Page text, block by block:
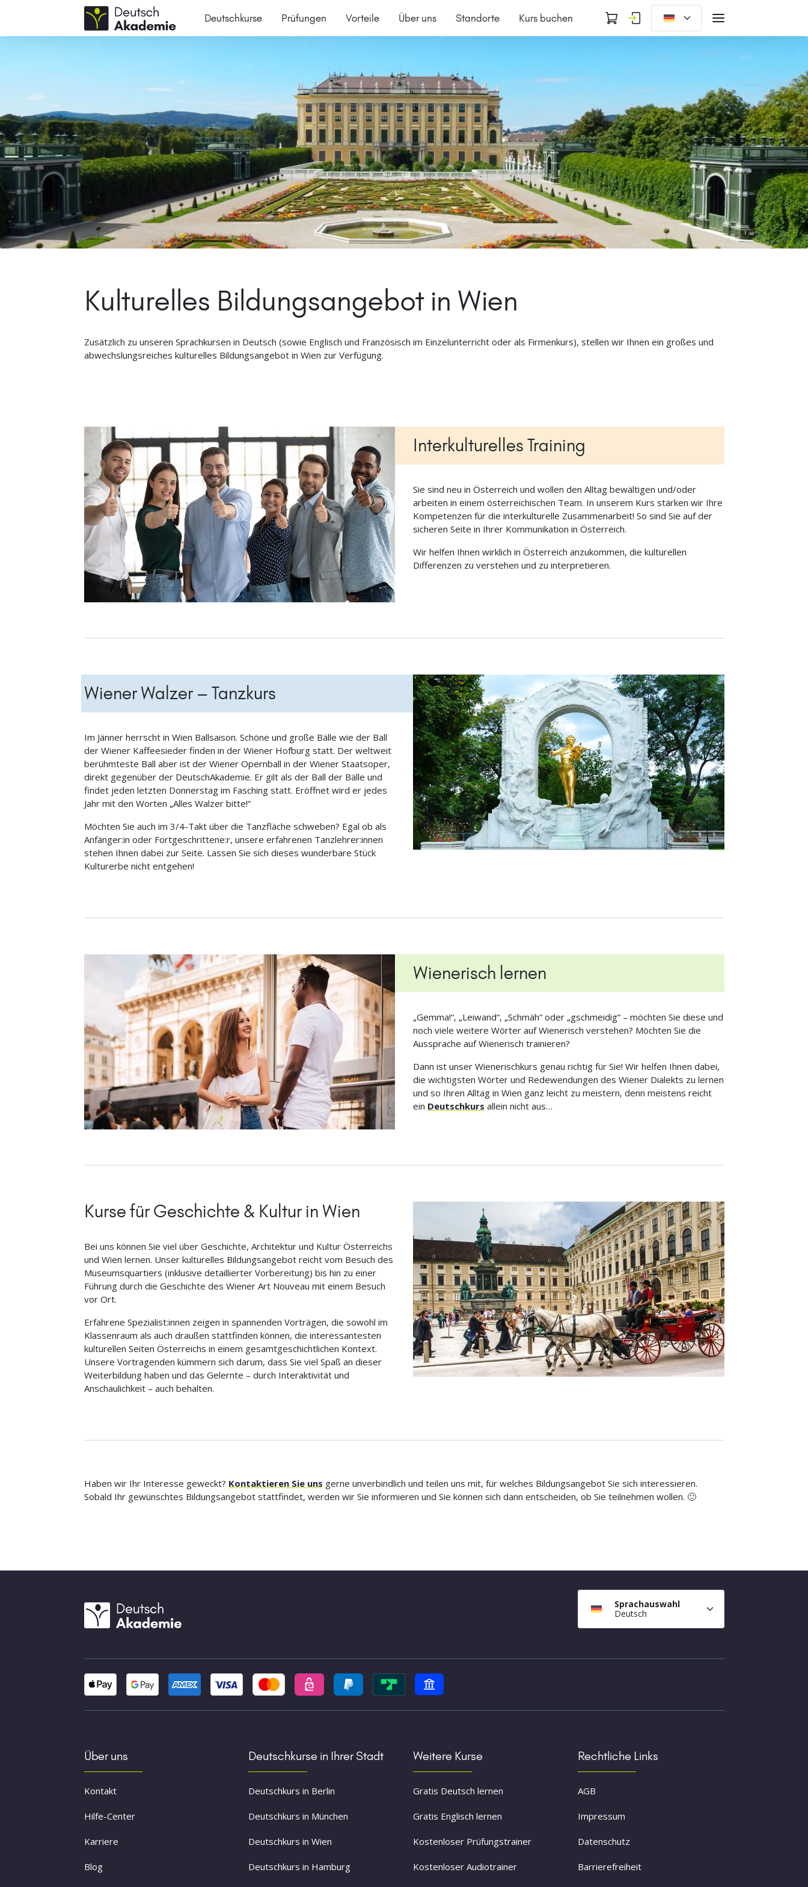
Deutschkurse Prüfungen Vorteile Über uns Standorte Kurs buchen
Kulturelles Bildungsangebot in Wien
Zusätzlich zu unseren Sprachkursen in Deutsch (sowie Englisch und Französisch im Einzelunterricht oder als Firmenkurs), stellen wir Ihnen ein großes und
abwechslungsreiches kulturelles Bildungsangebot in Wien zur Verfügung.
Interkulturelles Training
Sie sind neu in Österreich und wollen den Alltag bewältigen und/oder
arbeiten in einem österreichischen Team. In unserem Kurs stärken wir Ihre
Kompetenzen für die interkulturelle Zusammenarbeit! So sind Sie auf der
sicheren Seite in Ihrer Kommunikation in Österreich.
Wir helfen Ihnen wirklich in Österreich anzukommen, die kulturellen
Differenzen zu verstehen und zu interpretieren.
Wiener Walzer – Tanzkurs
Im Jänner herrscht in Wien Ballsaison. Schöne und große Bälle wie der Ball
der Wiener Kaffeesieder finden in der Wiener Hofburg statt. Der weltweit
berühmteste Ball aber ist der Wiener Opernball in der Wiener Staatsoper,
direkt gegenüber der DeutschAkademie. Er gilt als der Ball der Bälle und
findet jeden letzten Donnerstag im Fasching statt. Eröffnet wird er jedes
Jahr mit den Worten „Alles Walzer bitte!“
Möchten Sie auch im 3/4-Takt über die Tanzfläche schweben? Egal ob als
Anfänger:in oder Fortgeschrittene:r, unsere erfahrenen Tanzlehrer:innen
stehen Ihnen dabei zur Seite. Lassen Sie sich dieses wunderbare Stück
Kulturerbe nicht entgehen!
Wienerisch lernen
„Gemma!“, „Leiwand“, „Schmäh“ oder „gschmeidig“ – möchten Sie diese und
noch viele weitere Wörter auf Wienerisch verstehen? Möchten Sie die
Aussprache auf Wienerisch trainieren?
Dann ist unser Wienerischkurs genau richtig für Sie! Wir helfen Ihnen dabei,
die wichtigsten Wörter und Redewendungen des Wiener Dialekts zu lernen
und so Ihren Alltag in Wien ganz leicht zu meistern, denn meistens reicht
ein Deutschkurs allein nicht aus…
Kurse für Geschichte & Kultur in Wien
Bei uns können Sie viel über Geschichte, Architektur und Kultur Österreichs
und Wien lernen. Unser kulturelles Bildungsangebot reicht vom Besuch des
Museumsquartiers (inklusive detaillierter Vorbereitung) bis hin zu einer
Führung durch die Geschichte des Wiener Art Nouveau mit einem Besuch
vor Ort.
Erfahrene Spezialist:innen zeigen in spannenden Vorträgen, die sowohl im
Klassenraum als auch draußen stattfinden können, die interessantesten
kulturellen Seiten Österreichs in einem gesamtgeschichtlichen Kontext.
Unsere Vortragenden kümmern sich darum, dass Sie viel Spaß an dieser
Weiterbildung haben und das Gelernte – durch Interaktivität und
Anschaulichkeit – auch behalten.
Haben wir Ihr Interesse geweckt? Kontaktieren Sie uns gerne unverbindlich und teilen uns mit, für welches Bildungsangebot Sie sich interessieren.
Sobald Ihr gewünschtes Bildungsangebot stattfindet, werden wir Sie informieren und Sie können sich dann entscheiden, ob Sie teilnehmen wollen. 🙂
Sprachauswahl
Deutsch
Über uns
Kontakt
Hilfe-Center
Karriere
Blog
Deutschkurse in Ihrer Stadt
Deutschkurs in Berlin
Deutschkurs in München
Deutschkurs in Wien
Deutschkurs in Hamburg
Weitere Kurse
Gratis Deutsch lernen
Gratis Englisch lernen
Kostenloser Prüfungstrainer
Kostenloser Audiotrainer
Rechtliche Links
AGB
Impressum
Datenschutz
Barrierefreiheit